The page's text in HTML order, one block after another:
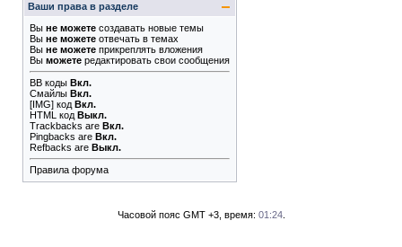
Ваши права в разделе
Вы не можете создавать новые темы
Вы не можете отвечать в темах
Вы не можете прикреплять вложения
Вы можете редактировать свои сообщения
BB коды Вкл.
Смайлы Вкл.
[IMG] код Вкл.
HTML код Выкл.
Trackbacks are Вкл.
Pingbacks are Вкл.
Refbacks are Выкл.
Правила форума
Часовой пояс GMT +3, время: 01:24.